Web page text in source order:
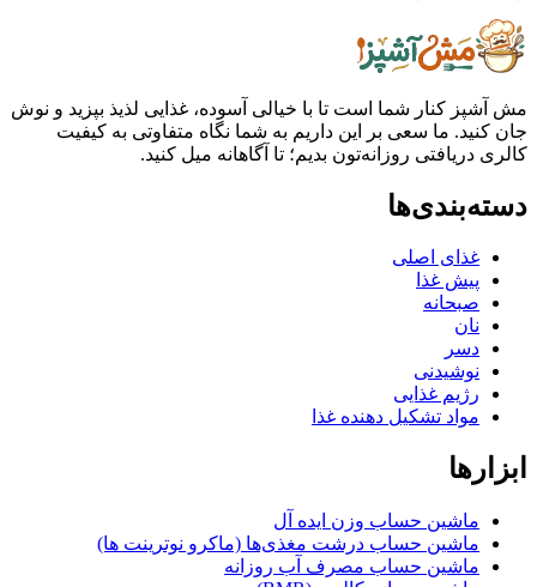
مش آشپز کنار شما است تا با خیالی آسوده، غذایی لذیذ بپزید و نوش
جان کنید. ما سعی بر این داریم به شما نگاه متفاوتی به کیفیت
کالری دریافتی روزانه‌تون بدیم؛ تا آگاهانه میل کنید.
دسته‌بندی‌ها
غذای اصلی
پیش غذا
صبحانه
نان
دسر
نوشیدنی
رژیم غذایی
مواد تشکیل دهنده غذا
ابزارها
ماشین حساب وزن ایده آل
ماشین حساب درشت مغذی‌ها (ماکرو نوترینت ها)
ماشین حساب مصرف آب روزانه